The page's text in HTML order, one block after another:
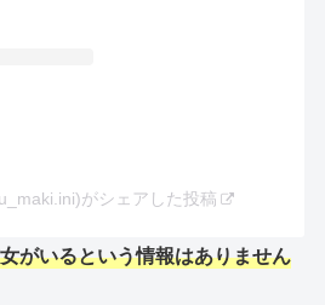
がシェアした投稿
がいるという情報はありません